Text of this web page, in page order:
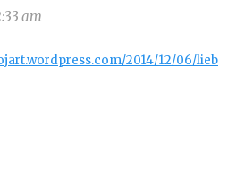
am
2014/12/06/lieb